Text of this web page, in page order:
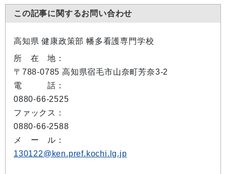
この記事に関するお問い合わせ
高知県 健康政策部 幡多看護専門学校
所 在 地：
〒788-0785 高知県宿毛市山奈町芳奈3-2
電 話：
0880-66-2525
ファックス：
0880-66-2588
メ ー ル：
130122@ken.pref.kochi.lg.jp